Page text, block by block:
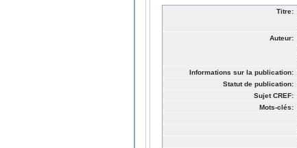
Titre:
Auteur:
Informations sur la publication:
Statut de publication:
Sujet CREF:
Mots-clés: